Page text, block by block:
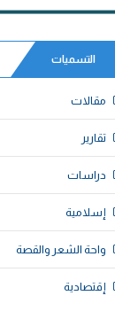
التسميات
مقالات
تقارير
دراسات
إسلامية
واحة الشعر والقصة
إقتصادية